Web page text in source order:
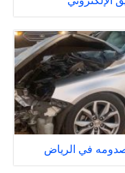
في الرياض